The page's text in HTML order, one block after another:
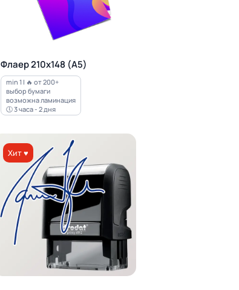
Флаер 210х148 (А5)
min 1 | 🔥 от 200+
выбор бумаги
возможна ламинация
🕔 3 часа - 2 дня
Хит ♥